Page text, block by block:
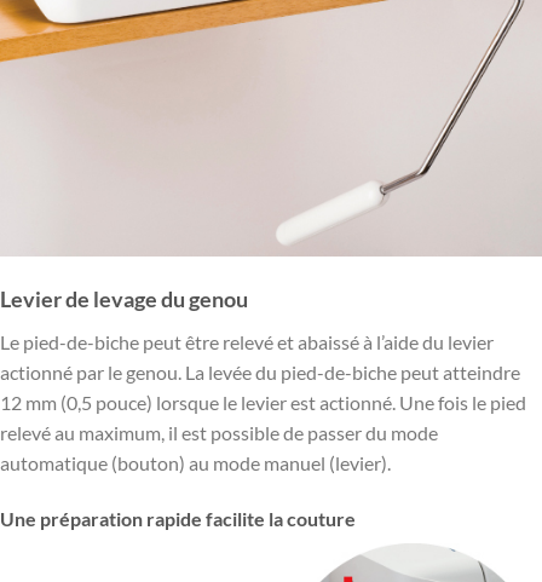
Levier de levage du genou
Le pied-de-biche peut être relevé et abaissé à l’aide du levier
actionné par le genou. La levée du pied-de-biche peut atteindre
12 mm (0,5 pouce) lorsque le levier est actionné. Une fois le pied
relevé au maximum, il est possible de passer du mode
automatique (bouton) au mode manuel (levier).
Une préparation rapide facilite la couture